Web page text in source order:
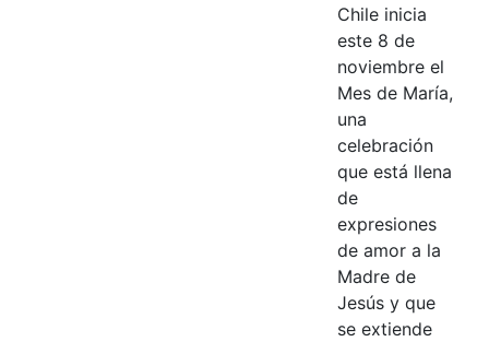
Chile inicia
este 8 de
noviembre el
Mes de María,
una
celebración
que está llena
de
expresiones
de amor a la
Madre de
Jesús y que
se extiende